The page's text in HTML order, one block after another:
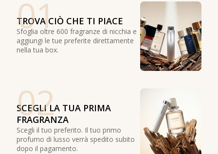
01
TROVA CIÒ CHE TI PIACE
Sfoglia oltre 600 fragranze di nicchia e
aggiungi le tue preferite direttamente
nella tua box.
02
SCEGLI LA TUA PRIMA
FRAGRANZA
Scegli il tuo preferito. Il tuo primo
profumo di lusso verrà spedito subito
dopo il pagamento.